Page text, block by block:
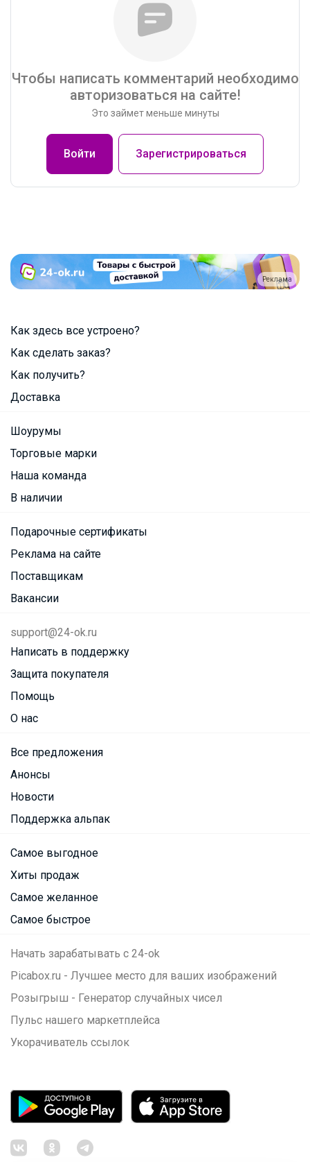
Чтобы написать комментарий необходимо
авторизоваться на сайте!
Это займет меньше минуты
Войти Зарегистрироваться
Реклама
Как здесь все устроено?
Как сделать заказ?
Как получить?
Доставка
Шоурумы
Торговые марки
Наша команда
В наличии
Подарочные сертификаты
Реклама на сайте
Поставщикам
Вакансии
support@24-ok.ru
Написать в поддержку
Защита покупателя
Помощь
О нас
Все предложения
Анонсы
Новости
Поддержка альпак
Самое выгодное
Хиты продаж
Самое желанное
Самое быстрое
Начать зарабатывать с 24-ok
Picabox.ru - Лучшее место для ваших изображений
Розыгрыш - Генератор случайных чисел
Пульс нашего маркетплейса
Укорачиватель ссылок